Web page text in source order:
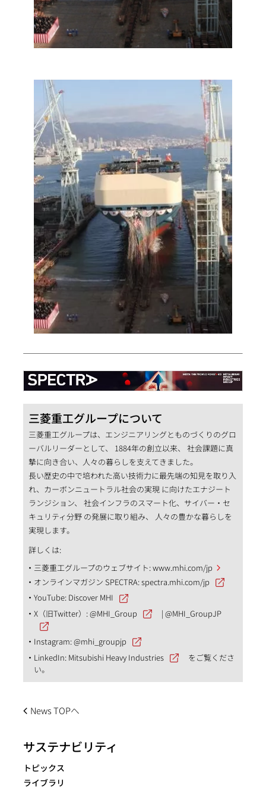
三菱重工グループについて
三菱重工グループは、エンジニアリングとものづくりのグロ
ーバルリーダーとして、 1884年の創立以来、 社会課題に真
摯に向き合い、人々の暮らしを支えてきました。
長い歴史の中で培われた高い技術力に最先端の知見を取り入
れ、カーボンニュートラル社会の実現 に向けたエナジート
ランジション、 社会インフラのスマート化、サイバー・セ
キュリティ分野 の発展に取り組み、 人々の豊かな暮らしを
実現します。
詳しくは:
三菱重工グループのウェブサイト:www.mhi.com/jp
オンラインマガジン SPECTRA:spectra.mhi.com/jp
YouTube: Discover MHI
X（旧Twitter）:@MHI_Group |@MHI_GroupJP
Instagram:@mhi_groupjp
LinkedIn: Mitsubishi Heavy Industries
をご覧くださ
い。
News TOPへ
サステナビリティ
トピックス
ライブラリ